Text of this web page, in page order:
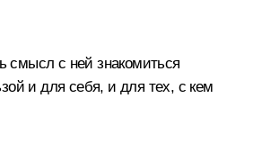
смысл с ней знакомиться
и для себя, и для тех, с кем